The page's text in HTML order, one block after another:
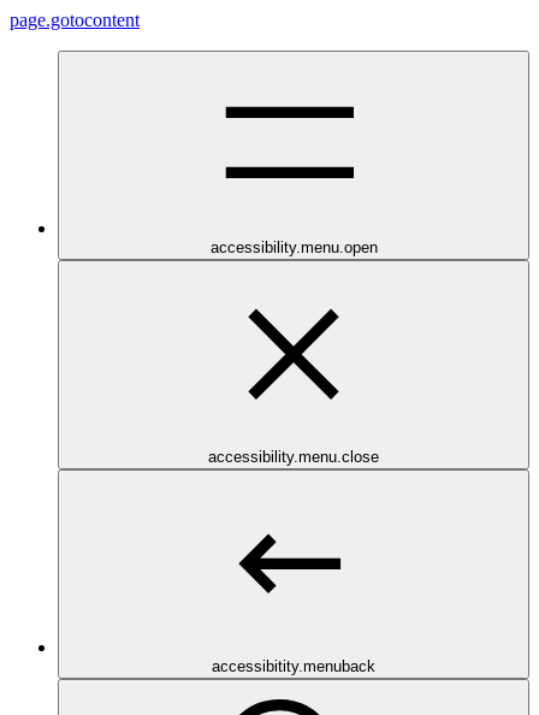
page.gotocontent
accessibility.menu.open
accessibility.menu.close
accessibitity.menuback